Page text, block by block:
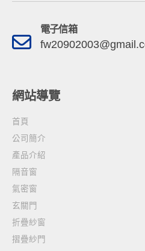
電子信箱
網站導覽
首頁
公司簡介
產品介紹
隔音窗
氣密窗
玄關門
折疊紗窗
摺疊紗門